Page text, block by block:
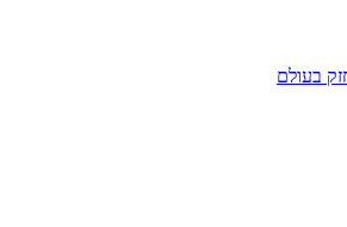
בעולם